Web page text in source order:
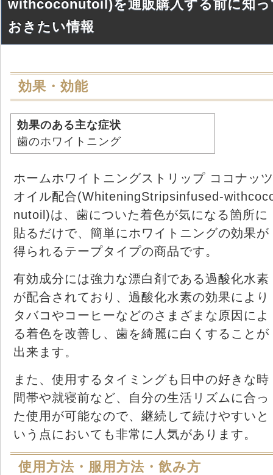
withcoconutoil)を通販購入する前に知
おきたい情報
効果・効能
効果のある主な症状
歯のホワイトニング
ホームホワイトニングストリップ ココナッツ
オイル配合(WhiteningStripsinfused-
nutoil)は、歯についた着色が気になる箇所に
貼るだけで、簡単にホワイトニングの効果が
得られるテープタイプの商品です。
有効成分には強力な漂白剤である過酸化水素
が配合されており、過酸化水素の効果により
タバコやコーヒーなどのさまざまな原因によ
る着色を改善し、歯を綺麗に白くすることが
出来ます。
また、使用するタイミングも日中の好きな時
間帯や就寝前など、自分の生活リズムに合っ
た使用が可能なので、継続して続けやすいと
いう点においても非常に人気があります。
使用方法・服用方法・飲み方